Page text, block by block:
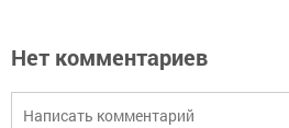
Нет комментариев